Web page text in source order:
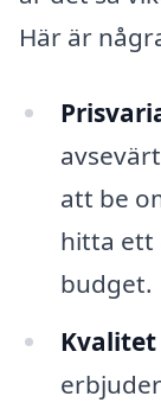
Här är
att be
hitta ett
budget.
Kvalitet